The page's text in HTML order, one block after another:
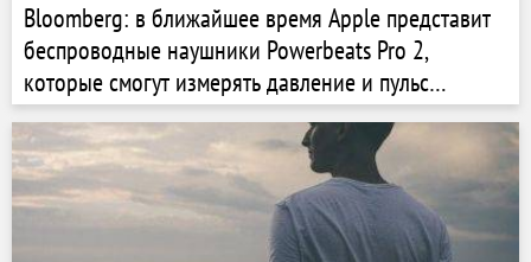
Bloomberg: в ближайшее время Apple представит
беспроводные наушники Powerbeats Pro 2,
которые смогут измерять давление и пульс
пользователя